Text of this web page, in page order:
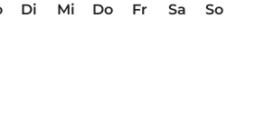
Di Mi Do Fr Sa
So